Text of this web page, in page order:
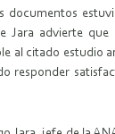
documentos
Jara advierte que
al citado estudio
responder